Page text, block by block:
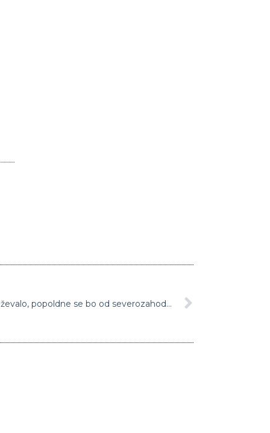
Vreme: Dopoldne bo še rahlo deževalo, popoldne se bo od severozahoda pričelo jasniti